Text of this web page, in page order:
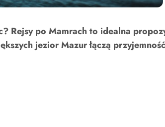
Rejsy po Mamrach to idealna
jezior Mazur łączą